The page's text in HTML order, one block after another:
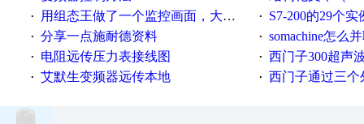
· 用组态王做了一个监控画面，大家给点意见 · S7-200的29个实
· 分享一点施耐德资料 · somachine怎么
· 电阻远传压力表接线图 · 西门子300超声波
· 艾默生变频器远传本地 · 西门子通过三个外